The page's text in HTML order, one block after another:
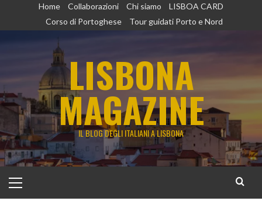
Home Collaborazioni Chi siamo
LISBOA CARD
Corso di Portoghese
Tour guidati Porto e Nord
LISBONA
MAGAZINE
IL BLOG DEGLI ITALIANI A LISBONA
principale